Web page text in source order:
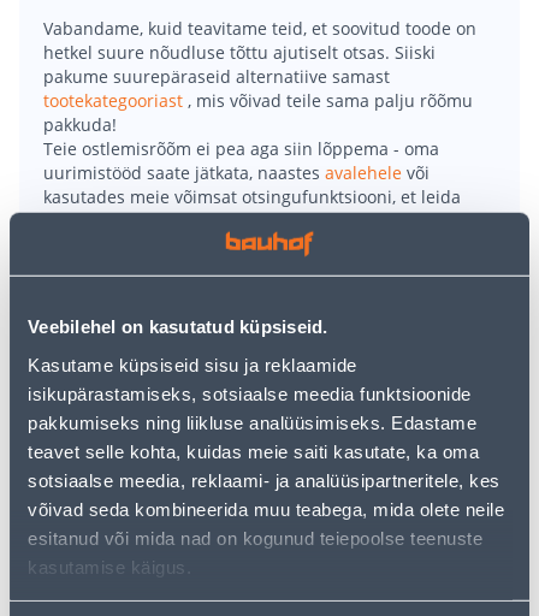
Veebilehel on kasutatud küpsiseid.
Kasutame küpsiseid sisu ja reklaamide
isikupärastamiseks, sotsiaalse meedia funktsioonide
pakkumiseks ning liikluse analüüsimiseks. Edastame
teavet selle kohta, kuidas meie saiti kasutate, ka oma
sotsiaalse meedia, reklaami- ja analüüsipartneritele, kes
võivad seda kombineerida muu teabega, mida olete neile
esitanud või mida nad on kogunud teiepoolse teenuste
kasutamise käigus.
Vabandame, kuid teavitame teid, et soovitud toode on
hetkel suure nõudluse tõttu ajutiselt otsas. Siiski
pakume suurepäraseid alternatiive samast
tootekategooriast , mis võivad teile sama palju rõõmu
pakkuda!
Teie ostlemisrõõm ei pea aga siin lõppema - oma
uurimistööd saate jätkata, naastes avalehele või
kasutades meie võimsat otsingufunktsiooni, et leida
veelgi meelepärasemad valikuid. Head ostlemist!
• 2-Stage inverterkompressor, mis tagab efektiivse
töötamise temperatuurivahemikus -30 °C kuni +54 °C.
• Wi-Fi-moodul konditsioneeri juhtimiseks nutitelefoni
või tahvelarvutiga.
• Toote hind ei sisalda paigaldust.
• 14-päevane tagastusõigus.
Tarne pole võimalik